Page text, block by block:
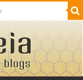
SaÃºde